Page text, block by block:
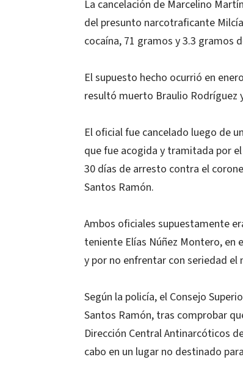
La cancelación de Marcelino
del presunto narcotraficante
cocaína, 71 gramos y 3.3 gramos
El supuesto hecho ocurrió en
resultó muerto Braulio Rodríguez
El oficial fue cancelado luego de
que fue acogida y tramitada por
30 días de arresto contra el
Santos Ramón.
Ambos oficiales supuestamente
teniente Elías Núñez Montero, en
y por no enfrentar con seriedad el
Según la policía, el Consejo
Santos Ramón, tras comprobar
Dirección Central Antinarcóticos
cabo en un lugar no destinado